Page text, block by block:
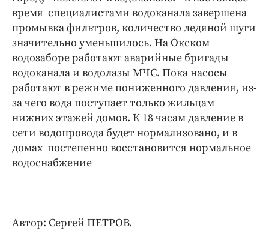
время специалистами водоканала завершена
промывка фильтров, количество ледяной шуги
значительно уменьшилось. На Окском
водозаборе работают аварийные бригады
водоканала и водолазы МЧС. Пока насосы
работают в режиме пониженного давления, из-
за чего вода поступает только жильцам
нижних этажей домов. К 18 часам давление в
сети водопровода будет нормализовано, и в
домах постепенно восстановится нормальное
водоснабжение
Автор: Сергей ПЕТРОВ.